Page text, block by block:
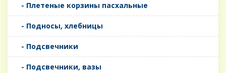
- Плетеные корзины пасхальные
- Подносы, хлебницы
- Подсвечники
- Подсвечники, вазы